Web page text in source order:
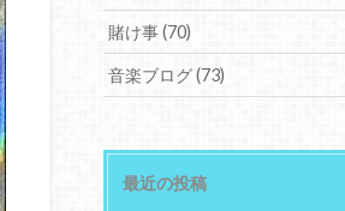
賭け事(70)
音楽ブログ(73)
最近の投稿